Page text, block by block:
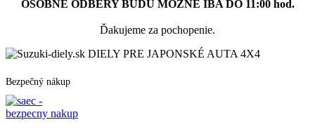
OSOBNÉ ODBERY BUDÚ MOŽNÉ IBA DO 11:00 hod.
Ďakujeme za pochopenie.
DIELY PRE JAPONSKÉ AUTA 4X4
Bezpečný nákup